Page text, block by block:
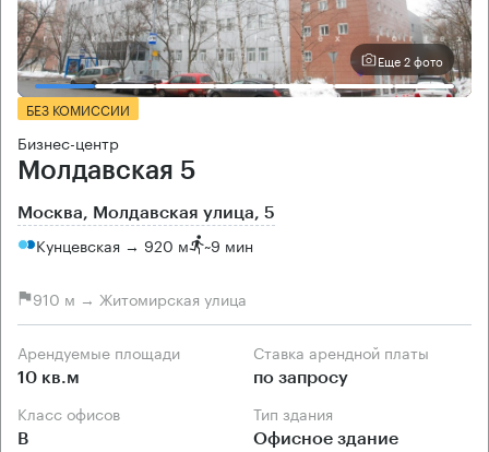
Еще 2 фото
БЕЗ КОМИССИИ
Бизнес-центр
Молдавская 5
Москва, Молдавская улица, 5
Кунцевская → 920 м ~9 мин
910 м → Житомирская улица
Арендуемые площади
10 кв.м
Ставка арендной платы
по запросу
Класс офисов
B
Тип здания
Офисное здание